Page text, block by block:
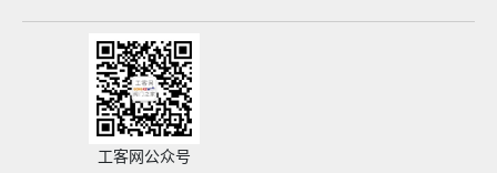
工客网公众号